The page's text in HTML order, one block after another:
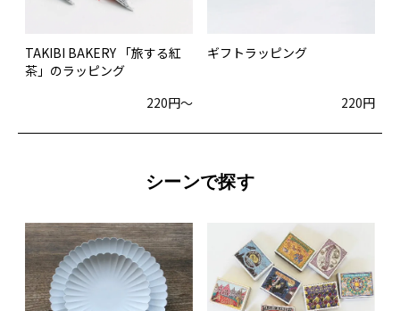
TAKIBI BAKERY 「旅する紅
茶」のラッピング
220円〜
ギフトラッピング
220円
シーンで探す